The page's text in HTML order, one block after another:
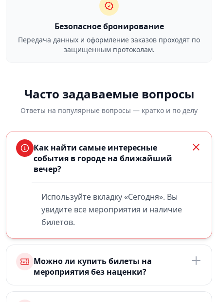
Безопасное бронирование
Передача данных и оформление заказов проходят по
защищенным протоколам.
Часто задаваемые вопросы
Ответы на популярные вопросы — кратко и по делу
Как найти самые интересные
события в городе на ближайший
вечер?
Используйте вкладку «Сегодня». Вы
увидите все мероприятия и наличие
билетов.
Можно ли купить билеты на
мероприятия без наценки?